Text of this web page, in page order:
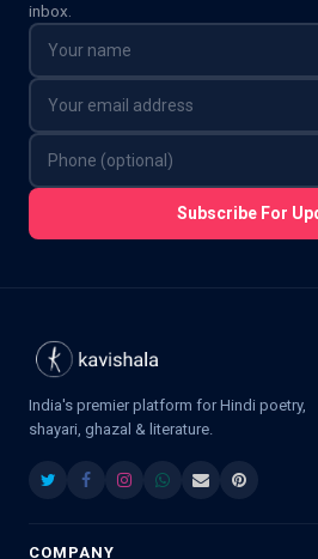
inbox.
Subscribe For
India's premier platform for Hindi poetry,
shayari, ghazal & literature.
COMPANY